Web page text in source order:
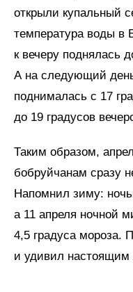
открыли купальный
температура воды в
к вечеру поднялась
А на следующий
поднималась с 17
до 19 градусов
Таким образом,
бобруйчанам сразу
Напомнил зиму:
а 11 апреля ночной
4,5 градуса мороза.
и удивил настоящим